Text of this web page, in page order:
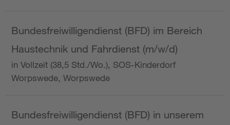
Bundesfreiwilligendienst (BFD) im Bereich
Haustechnik und Fahrdienst (m/w/d)
in Vollzeit (38,5 Std./Wo.), SOS-Kinderdorf
Worpswede, Worpswede
Bundesfreiwilligendienst (BFD) in unserem